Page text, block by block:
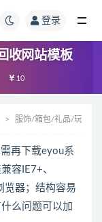
登录
收网站模板
10
服饰/箱包/礼品/玩具
再下载eyou系
容IE7+、
览器；结构容易
么问题可以加